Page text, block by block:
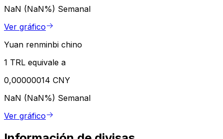
NaN (NaN%) Semanal
Ver gráfico
Yuan renminbi chino
1 TRL equivale a
0,00000014 CNY
NaN (NaN%) Semanal
Ver gráfico